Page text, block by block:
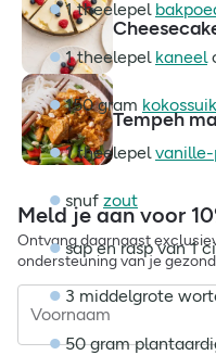
1 theelepel
1 theelepel kaneel
150 gram
1 theelepel
snuf zout
sap en rasp van 1
3 middelgrote
50 gram
Tempeh
Meld je aan voor
Ontvang daarnaast
ondersteuning van je
Voornaam